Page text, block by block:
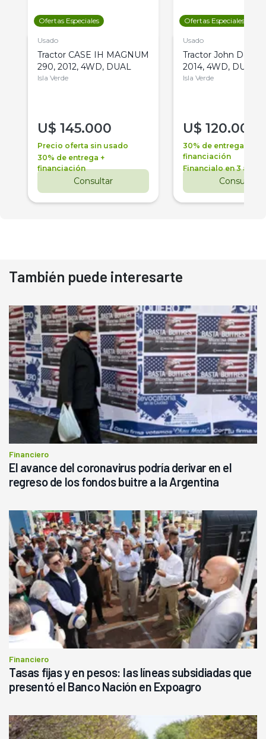
Ofertas Especiales
Usado
Tractor CASE IH MAGNUM
290, 2012, 4WD, DUAL
Isla Verde
U$ 145.000
Precio oferta sin usado
30% de entrega +
financiación
Consultar
Ofertas Especiales
Usado
Tractor John Deere
2014, 4WD, DUAL
Isla Verde
U$ 120.000
30% de entrega +
financiación
Financialo en 3 años
Consultar
También puede interesarte
Financiero
El avance del coronavirus podría derivar en el
regreso de los fondos buitre a la Argentina
Financiero
Tasas fijas y en pesos: las líneas subsidiadas que
presentó el Banco Nación en Expoagro